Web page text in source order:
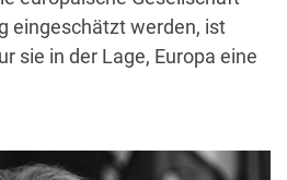
eingeschätzt werden, ist
sie in der Lage, Europa eine